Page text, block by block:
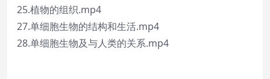
25.植物的组织.mp4
27.单细胞生物的结构和生活.mp4
28.单细胞生物及与人类的关系.mp4